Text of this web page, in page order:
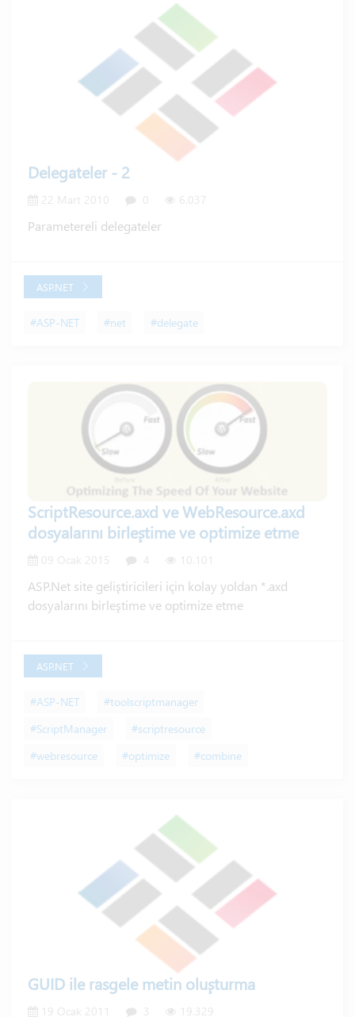
Delegateler - 2
22 Mart 2010 0 6.037
Parametereli delegateler
ASP.NET
#ASP-NET #net #delegate
ScriptResource.axd ve WebResource.axd
dosyalarını birleştime ve optimize etme
09 Ocak 2015 4 10.101
ASP.Net site geliştiricileri için kolay yoldan *.axd
dosyalarını birleştime ve optimize etme
ASP.NET
#ASP-NET
#toolscriptmanager
#ScriptManager
#scriptresource
#webresource
#optimize #combine
GUID ile rasgele metin oluşturma
19 Ocak 2011 3 19.329